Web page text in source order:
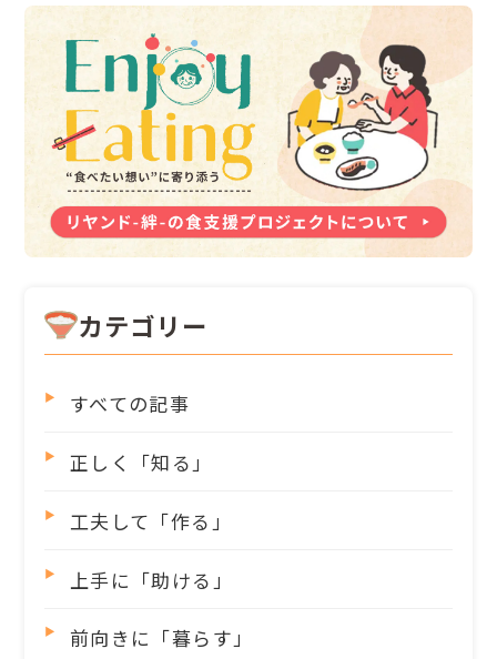
カテゴリー
すべての記事
正しく「知る」
工夫して「作る」
上手に「助ける」
前向きに「暮らす」